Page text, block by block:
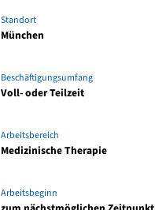
Standort
München
Beschäftigungsumfang
Voll- oder Teilzeit
Arbeitsbereich
Medizinische Therapie
Arbeitsbeginn